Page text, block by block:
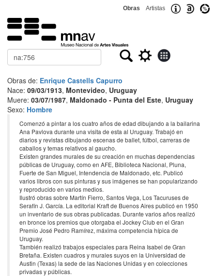
Obras Artistas
Buscar
Obras de: Enrique Castells Capurro
Nace: 09/03/1913, Montevideo, Uruguay
Muere: 03/07/1987, Maldonado - Punta del Este, Uruguay
Sexo: Hombre
Comenzó a pintar a los cuatro años de edad dibujando a la bailarina
Ana Pavlova durante una visita de esta al Uruguay. Trabajó en
diarios y revistas dibujando escenas de ballet, fútbol, carreras de
caballos y temas relativos al gaucho.
Existen grandes murales de su creación en muchas dependencias
públicas de Uruguay, como en AFE, Biblioteca Nacional, Pluna,
Fuerte de San Miguel, Intendencia de Maldonado, etc. Publicó
varios libros con sus pinturas y sus imágenes se han popularizando
y reproducido en varios medios.
Ilustró obras sobre Martín Fierro, Santos Vega, Los Tacuruses de
Serafín J. García. La editorial Kraft de Buenos Aires publicó en 1950
un inventario de sus obras publicadas. Durante varios años realizó
en bronce los premios que otorgaba el Jockey Club en el Gran
Premio José Pedro Ramírez, máxima competencia hípica de
Uruguay.
También realizó trabajos especiales para Reina Isabel de Gran
Bretaña. Existen cuadros y murales suyos en la Universidad de
Austin (Texas) la sede de las Naciones Unidas y en colecciones
privadas y públicas.